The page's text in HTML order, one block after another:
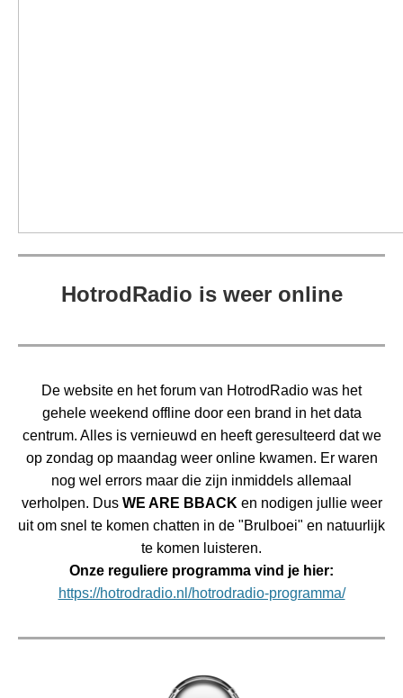
HotrodRadio is weer online
De website en het forum van HotrodRadio was het
gehele weekend offline door een brand in het data
centrum. Alles is vernieuwd en heeft geresulteerd dat we
op zondag op maandag weer online kwamen. Er waren
nog wel errors maar die zijn inmiddels allemaal
verholpen. Dus WE ARE BBACK en nodigen jullie weer
uit om snel te komen chatten in de "Brulboei" en natuurlijk
te komen luisteren.
Onze reguliere programma vind je hier:
https://hotrodradio.nl/hotrodradio-programma/